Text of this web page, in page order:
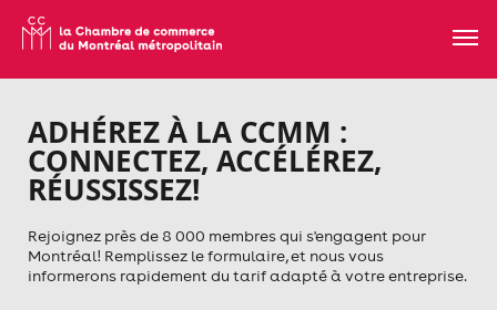
ADHÉREZ À LA CCMM :
CONNECTEZ, ACCÉLÉREZ,
RÉUSSISSEZ!
Rejoignez près de 8 000 membres qui s'engagent pour
Montréal! Remplissez le formulaire, et nous vous
informerons rapidement du tarif adapté à votre entreprise.